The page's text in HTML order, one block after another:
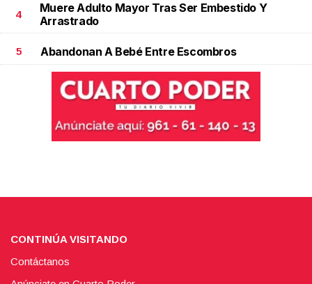
4
Muere Adulto Mayor Tras Ser Embestido Y
Arrastrado
5 Abandonan A Bebé Entre Escombros
CONTINÚA VISITANDO
Contáctanos